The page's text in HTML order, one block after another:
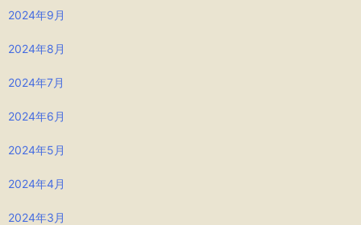
2024年9月
2024年8月
2024年7月
2024年6月
2024年5月
2024年4月
2024年3月